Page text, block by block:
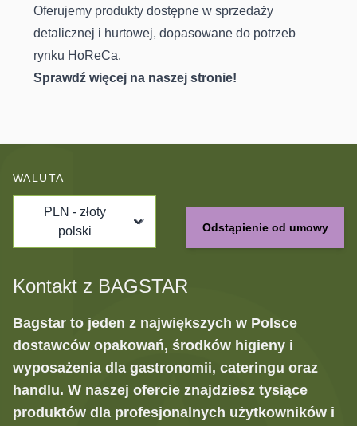
Oferujemy produkty dostępne w sprzedaży
detalicznej i hurtowej, dopasowane do potrzeb
rynku HoReCa.
Sprawdź więcej na naszej stronie!
WALUTA
PLN - złoty
polski
Odstąpienie od umowy
Kontakt z BAGSTAR
Bagstar to jeden z największych w Polsce
dostawców opakowań, środków higieny i
wyposażenia dla gastronomii, cateringu oraz
handlu. W naszej ofercie znajdziesz tysiące
produktów dla profesjonalnych użytkowników i